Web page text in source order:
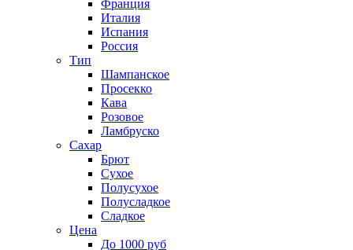
Франция
Италия
Испания
Россия
Тип
Шампанское
Просекко
Кава
Розовое
Ламбруско
Сахар
Брют
Сухое
Полусухое
Полусладкое
Сладкое
Цена
До 1000 руб